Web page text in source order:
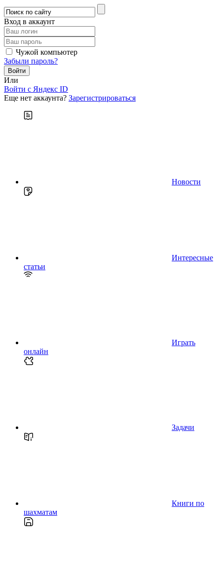
Вход в аккаунт
Чужой компьютер
Забыли пароль?
Или
Войти c Яндекс ID
Еще нет аккаунта? Зарегистрироваться
Новости
Интересные
статьи
Играть
онлайн
Задачи
Книги по
шахматам